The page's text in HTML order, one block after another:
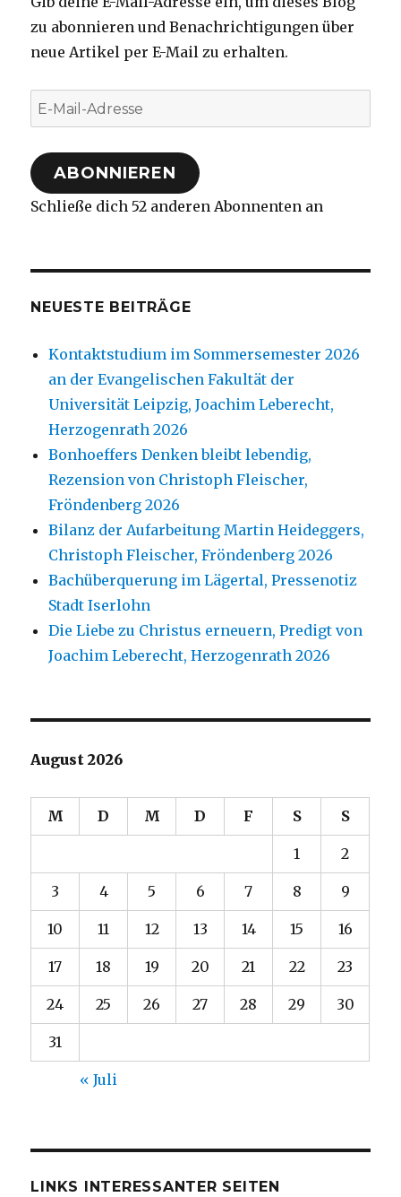
zu abonnieren und Benachrichtigungen über
neue Artikel per E-Mail zu erhalten.
E-
Mail-
Adresse
ABONNIEREN
Schließe dich 52 anderen Abonnenten an
NEUESTE BEITRÄGE
Kontaktstudium im Sommersemester 2026
an der Evangelischen Fakultät der
Universität Leipzig, Joachim Leberecht,
Herzogenrath 2026
Bonhoeffers Denken bleibt lebendig,
Rezension von Christoph Fleischer,
Fröndenberg 2026
Bilanz der Aufarbeitung Martin Heideggers,
Christoph Fleischer, Fröndenberg 2026
Bachüberquerung im Lägertal, Pressenotiz
Stadt Iserlohn
Die Liebe zu Christus erneuern, Predigt von
Joachim Leberecht, Herzogenrath 2026
August 2026
M D M D F S S
1 2
3 4 5 6 7 8 9
10 11 12 13 14 15 16
17 18 19 20 21 22 23
24 25 26 27 28 29 30
31
« Juli
LINKS INTERESSANTER SEITEN